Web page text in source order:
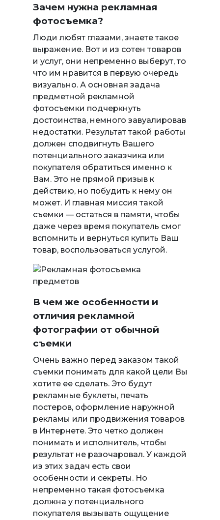
Зачем нужна рекламная
фотосъемка?
Люди любят глазами, знаете такое
выражение. Вот и из сотен товаров
и услуг, они непременно выберут, то
что им нравится в первую очередь
визуально. А основная задача
предметной рекламной
фотосъемки подчеркнуть
достоинства, немного завуалировав
недостатки. Результат такой работы
должен сподвигнуть Вашего
потенциального заказчика или
покупателя обратиться именно к
Вам. Это не прямой призыв к
действию, но побудить к нему он
может. И главная миссия такой
съемки — остаться в памяти, чтобы
даже через время покупатель смог
вспомнить и вернуться купить Ваш
товар, воспользоваться услугой.
В чем же особенности и
отличия рекламной
фотографии от обычной
съемки
Очень важно перед заказом такой
съемки понимать для какой цели Вы
хотите ее сделать. Это будут
рекламные буклеты, печать
постеров, оформление наружной
рекламы или продвижения товаров
в Интернете. Это четко должен
понимать и исполнитель, чтобы
результат не разочаровал. У каждой
из этих задач есть свои
особенности и секреты. Но
непременно такая фотосъемка
должна у потенциального
покупателя вызывать ощущение